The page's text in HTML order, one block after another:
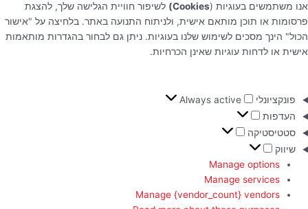
אנו משתמשים בעוגיות (Cookies)
לשיפור חוויית הגלישה שלך, להצגת
פרסומות או תוכן מותאם אישית, ולניתוח התנועה באתר. בלחיצה על "אישור
הכול" הינך מסכים לשימוש שלנו בעוגיות. ניתן גם לבחור בהגדרות מותאמות
אישית או לדחות עוגיות שאינן הכרחיות.
פונקציונלי
Always active
העדפות
סטטיסטיקה
שיווק
Manage options
Manage services
Manage {vendor_count} vendors